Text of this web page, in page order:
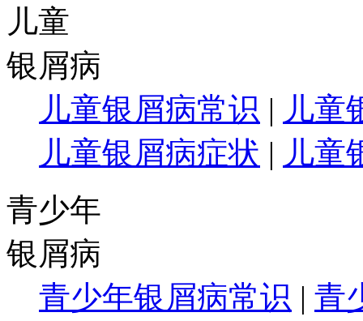
儿童
银屑病
儿童银屑病常识 | 儿童
儿童银屑病症状 | 儿童
青少年
银屑病
青少年银屑病常识 | 青